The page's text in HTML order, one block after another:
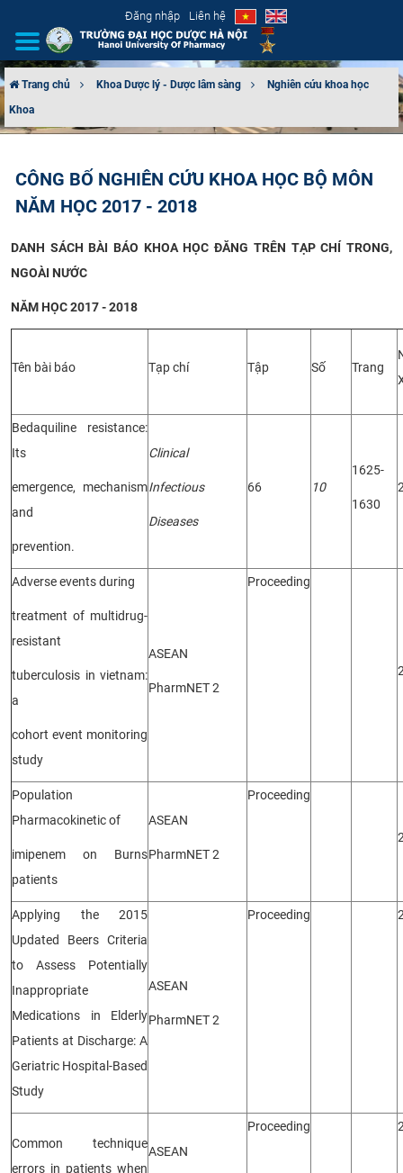
Đăng nhập Liên hệ
GIỚI THIỆU
TUYỂN SINH
ĐÀO TẠO
ĐẢM BẢO CHẤT LƯỢNG
CỰU NGƯỜI HỌC
Trang chủ Khoa Dược lý - Dược lâm sàng
Nghiên cứu khoa học
Khoa
CÔNG BỐ NGHIÊN CỨU KHOA HỌC BỘ MÔN
NĂM HỌC 2017 - 2018
DANH SÁCH BÀI BÁO KHOA HỌC ĐĂNG TRÊN TẠP CHÍ TRONG,
NGOÀI NƯỚC
NĂM HỌC 2017 - 2018
Tên bài báo Tạp chí Tập Số Trang
Bedaquiline resistance:
Its
emergence, mechanism
and
prevention.
Clinical
Infectious
Diseases
66 10
1625-
1630
Adverse events during
treatment of multidrug-
resistant
tuberculosis in vietnam:
a
cohort event monitoring
study
ASEAN
PharmNET 2
Proceeding
Population
Pharmacokinetic of
imipenem on Burns
patients
ASEAN
PharmNET 2
Proceeding
Applying the 2015
Updated Beers Criteria
to Assess Potentially
Inappropriate
Medications in Elderly
Patients at Discharge: A
Geriatric Hospital-Based
Study
ASEAN
PharmNET 2
Proceeding
Common technique
errors in patients when
ASEAN
Proceeding